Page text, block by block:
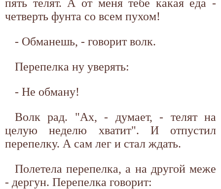
пять телят. А от меня тебе какая еда -
четверть фунта со всем пухом!
- Обманешь, - говорит волк.
Перепелка ну уверять:
- Не обману!
Волк рад. "Ах, - думает, - телят на
целую неделю хватит". И отпустил
перепелку. А сам лег и стал ждать.
Полетела перепелка, а на другой меже
- дергун. Перепелка говорит: